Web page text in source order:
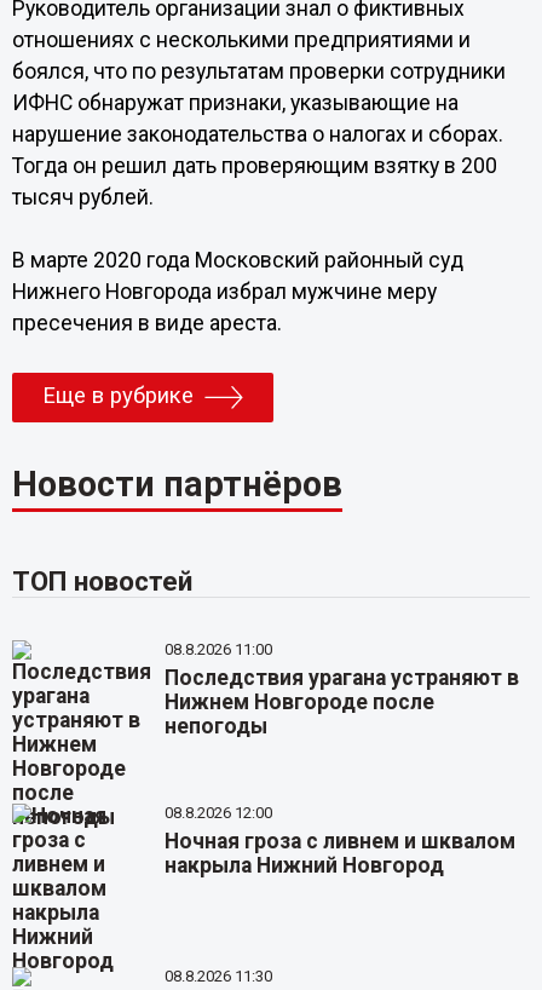
Руководитель организации знал о фиктивных
отношениях с несколькими предприятиями и
боялся, что по результатам проверки сотрудники
ИФНС обнаружат признаки, указывающие на
нарушение законодательства о налогах и сборах.
Тогда он решил дать проверяющим взятку в 200
тысяч рублей.
В марте 2020 года Московский районный суд
Нижнего Новгорода избрал мужчине меру
пресечения в виде ареста.
Еще в рубрике
Новости партнёров
ТОП новостей
08.8.2026 11:00
Последствия урагана устраняют в
Нижнем Новгороде после
непогоды
08.8.2026 12:00
Ночная гроза с ливнем и шквалом
накрыла Нижний Новгород
08.8.2026 11:30